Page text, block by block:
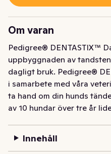
Om varan
Pedigree® DENTASTIX™
uppbyggnaden av
dagligt bruk. Pedigree®
i samarbete med våra
ta hand om din hunds
av 10 hundar över tre år
samtidigt som den rengör
Innehåll